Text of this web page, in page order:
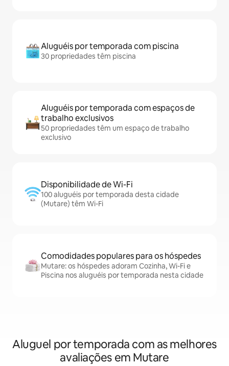
Aluguéis por temporada com piscina
30 propriedades têm piscina
Aluguéis por temporada com espaços de
trabalho exclusivos
50 propriedades têm um espaço de trabalho
exclusivo
Disponibilidade de Wi-Fi
100 aluguéis por temporada desta cidade
(Mutare) têm Wi-Fi
Comodidades populares para os hóspedes
Mutare: os hóspedes adoram Cozinha, Wi-Fi e
Piscina nos aluguéis por temporada nesta cidade
Aluguel por temporada com as melhores
avaliações em Mutare